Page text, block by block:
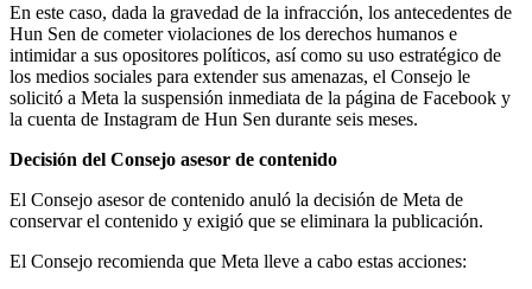
En este caso, dada la gravedad de la infracción, los antecedentes de
Hun Sen de cometer violaciones de los derechos humanos e
intimidar a sus opositores políticos, así como su uso estratégico de
los medios sociales para extender sus amenazas, el Consejo le
solicitó a Meta la suspensión inmediata de la página de Facebook y
la cuenta de Instagram de Hun Sen durante seis meses.
Decisión del Consejo asesor de contenido
El Consejo asesor de contenido anuló la decisión de Meta de
conservar el contenido y exigió que se eliminara la publicación.
El Consejo recomienda que Meta lleve a cabo estas acciones: